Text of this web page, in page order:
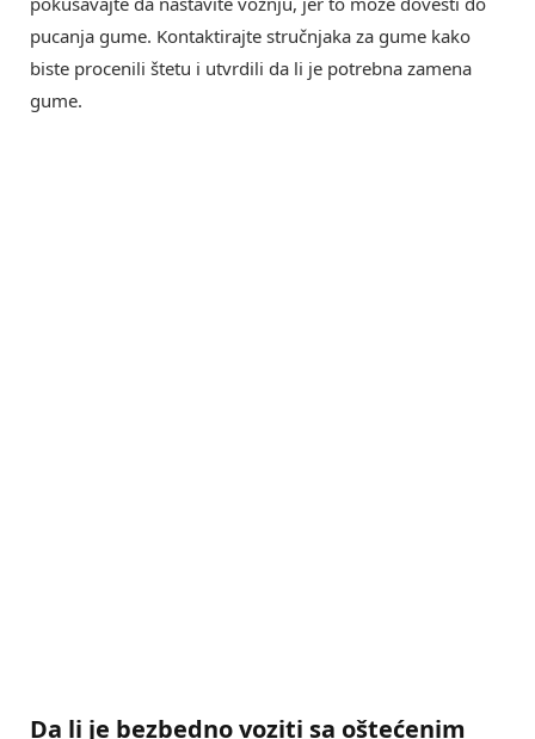
pucanja gume. Kontaktirajte stručnjaka za gume kako
biste procenili štetu i utvrdili da li je potrebna zamena
gume.
Da li je bezbedno voziti sa oštećenim